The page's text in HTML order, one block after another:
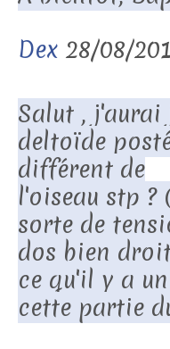
Dex 28/08/
Salut , j'aurai
deltoïde
différent de
l'oiseau stp ?
sorte de
dos bien
ce qu'il y a
cette partie